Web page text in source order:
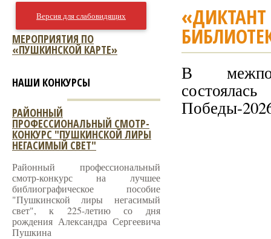
В
Победы-
Версия для слабовидящих
МЕРОПРИЯТИЯ ПО
«ПУШКИНСКОЙ КАРТЕ»
НАШИ КОНКУРСЫ
РАЙОННЫЙ
ПРОФЕССИОНАЛЬНЫЙ СМОТР-
КОНКУРС "ПУШКИНСКОЙ ЛИРЫ
НЕГАСИМЫЙ СВЕТ"
Районный профессиональный
смотр-конкурс на лучшее
библиографическое пособие
"Пушкинской лиры негасимый
свет", к 225-летию со дня
рождения Александра Сергеевича
Пушкина